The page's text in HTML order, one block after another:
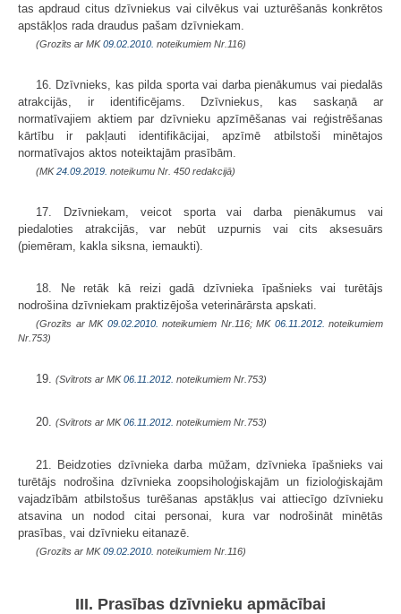
tas apdraud citus dzīvniekus vai cilvēkus vai uzturēšanās konkrētos
apstākļos rada draudus pašam dzīvniekam.
(Grozīts ar MK09.02.2010. noteikumiem Nr.116)
16. Dzīvnieks, kas pilda sporta vai darba pienākumus vai piedalās
atrakcijās, ir identificējams. Dzīvniekus, kas saskaņā ar
normatīvajiem aktiem par dzīvnieku apzīmēšanas vai reģistrēšanas
kārtību ir pakļauti identifikācijai, apzīmē atbilstoši minētajos
normatīvajos aktos noteiktajām prasībām.
(MK24.09.2019. noteikumu Nr. 450 redakcijā)
17. Dzīvniekam, veicot sporta vai darba pienākumus vai
piedaloties atrakcijās, var nebūt uzpurnis vai cits aksesuārs
(piemēram, kakla siksna, iemaukti).
18. Ne retāk kā reizi gadā dzīvnieka īpašnieks vai turētājs
nodrošina dzīvniekam praktizējoša veterinārārsta apskati.
(Grozīts ar MK 09.02.2010. noteikumiem Nr.116; MK 06.11.2012. noteikumiem
Nr.753)
19. (Svītrots ar MK06.11.2012. noteikumiem Nr.753)
20. (Svītrots ar MK06.11.2012. noteikumiem Nr.753)
21. Beidzoties dzīvnieka darba mūžam, dzīvnieka īpašnieks vai
turētājs nodrošina dzīvnieka zoopsiholoģiskajām un fizioloģiskajām
vajadzībām atbilstošus turēšanas apstākļus vai attiecīgo dzīvnieku
atsavina un nodod citai personai, kura var nodrošināt minētās
prasības, vai dzīvnieku eitanazē.
(Grozīts ar MK09.02.2010. noteikumiem Nr.116)
III. Prasības dzīvnieku apmācībai